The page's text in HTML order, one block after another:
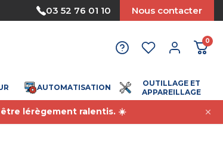
Nous acceptons le paiement par
03 52 76 01 10 Nous contacter
0
AUTOMATISATION
OUTILLAGE ET
APPAREILLAGE
être lérègement ralentis. ☀️